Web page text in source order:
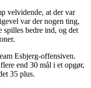
velvidende, at der var
var der nogen ting,
spilles bedre ind, og det
Esbjerg-offensiven.
end 30 mål i et opgør,
35 plus.